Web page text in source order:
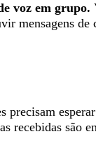
voz em grupo.
mensagens de
precisam
recebidas são